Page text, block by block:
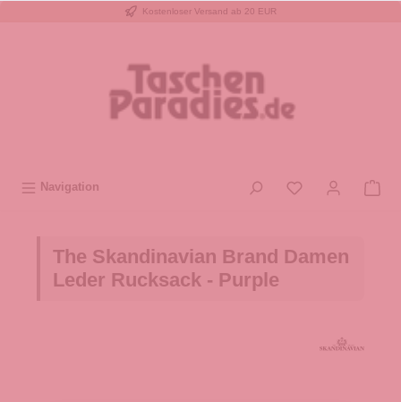
Kostenloser Versand ab 20 EUR
Navigation
The Skandinavian Brand Damen
Leder Rucksack - Purple